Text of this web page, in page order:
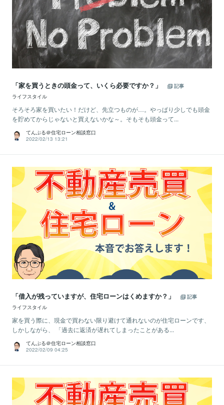
「家を買うときの頭金って、いくら必要ですか？」
記事
ライフスタイル
そろそろ家を買いたい！だけど、先立つものが…。やっぱり少しでも頭金
を貯めてからじゃないと買えないかな～。そもそも頭金って...
てんぷる＠住宅ローン相談窓口
2022/02/13 13:21
「借入が残っていますが、住宅ローンはくめますか？」
記事
ライフスタイル
家を買う際に、現金で買わない限り避けて通れないのが住宅ローンです、
しかしながら、 「過去に返済が遅れてしまったことがある...
てんぷる＠住宅ローン相談窓口
2022/02/09 04:25